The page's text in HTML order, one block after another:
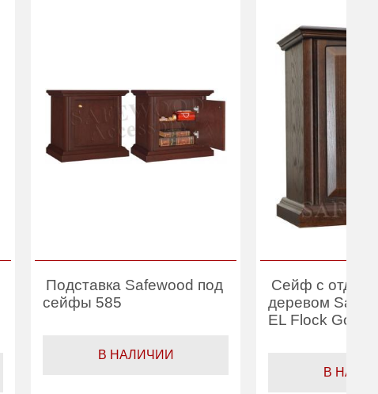
Подставка Safewood под
сейфы 585
В НАЛИЧИИ
Сейф с
деревом
EL Flock Gold
В